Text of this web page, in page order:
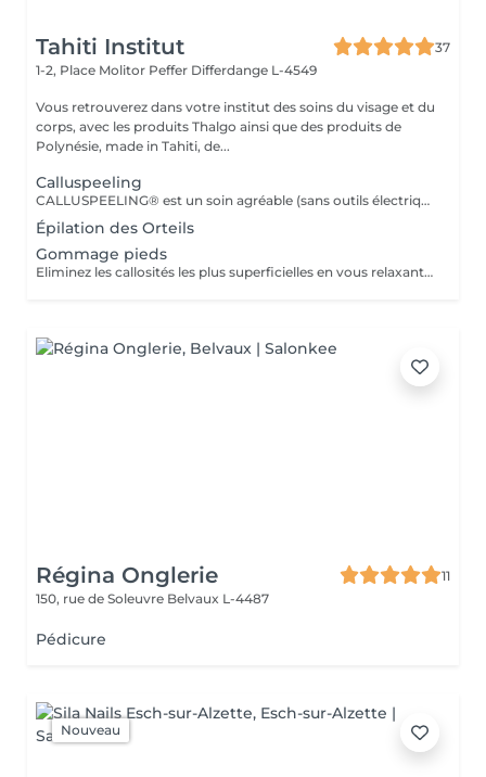
Tahiti Institut
37
1-2, Place Molitor Peffer Differdange L-4549
Vous retrouverez dans votre institut des soins du visage et du
corps, avec les produits Thalgo ainsi que des produits de
Polynésie, made in Tahiti, de...
Calluspeeling
CALLUSPEELING® est un soin agréable (sans outils électriques ni lame tranchante) qui donne au pied une nouvelle splendeur et une douceur. Idéal en complément d'un soin visage, le temps de la pose d'un masque visage par exemple. Idéal lorsque l'on ne souhaite pas une pédicure complète mais simplement traiter la face palmaire du pied avec sa déshydratation , ses callosités et ses crevasses.
Épilation des Orteils
Gommage pieds
Eliminez les callosités les plus superficielles en vous relaxant. En supplément d'un soin corps ou d'une pédicure par exemple. Si les callosités sont importantes il est recommandé de réaliser une pédicure.
Régina Onglerie
11
150, rue de Soleuvre Belvaux L-4487
Pédicure
Nouveau